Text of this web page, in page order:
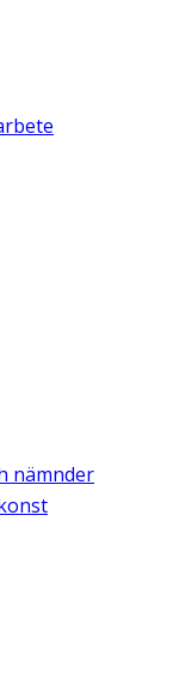
nämnder